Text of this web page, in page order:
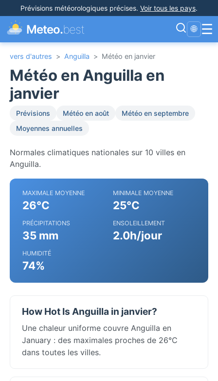
Prévisions météorologiques précises. Voir tous les pays.
Meteo.best 🌐 ☰
vers d'autres > Anguilla > Météo en janvier
Météo en Anguilla en
janvier
Prévisions Météo en août
Météo en septembre
Moyennes annuelles
Normales climatiques nationales sur 10 villes en
Anguilla.
MAXIMALE MOYENNE
26°C
MINIMALE MOYENNE
25°C
PRÉCIPITATIONS
35 mm
ENSOLEILLEMENT
2.0h/jour
HUMIDITÉ
74%
How Hot Is Anguilla in janvier?
Une chaleur uniforme couvre Anguilla en
January : des maximales proches de 26°C
dans toutes les villes.